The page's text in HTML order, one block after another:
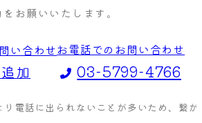
お願いいたします。
い合わせ
加
お電話でのお問い合わせ
03-5799-4766
電話に出られないことが多いため、繋